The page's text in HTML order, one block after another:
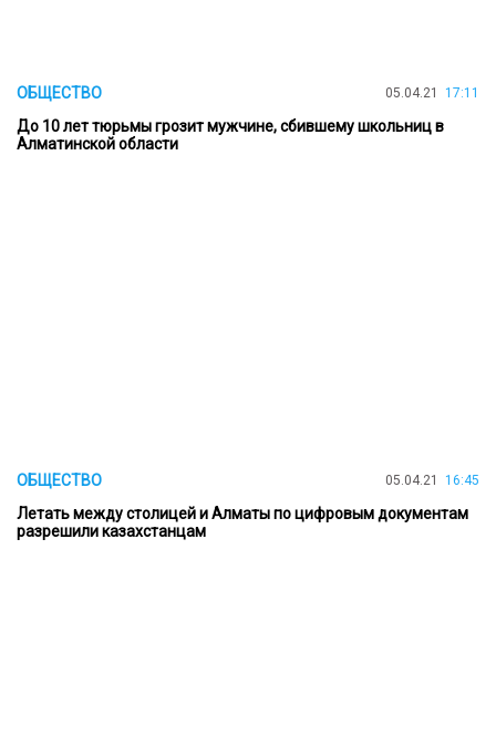
ОБЩЕСТВО 05.04.21 17:11
До 10 лет тюрьмы грозит мужчине, сбившему школьниц в
Алматинской области
ОБЩЕСТВО 05.04.21 16:45
Летать между столицей и Алматы по цифровым документам
разрешили казахстанцам